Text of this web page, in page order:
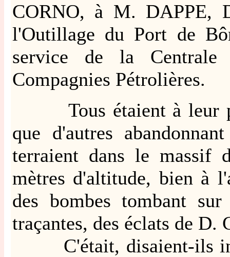
CORNO, à M. DAPPE,
l'Outillage du Port de
service de la Centrale
Compagnies Pétrolières.
Tous étaient à leur
que d'autres
terraient dans le massif
mètres d'altitude, bien à
des bombes tombant
traçantes, des éclats de D.
C'était, disaient-ils